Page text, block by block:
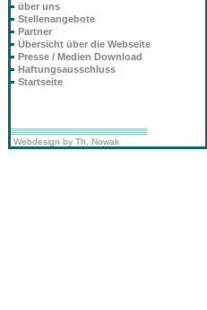
über uns
Stellenangebote
Partner
Übersicht über die Webseite
Presse / Medien Download
Haftungsausschluss
Startseite
Webdesign by Th. Nowak